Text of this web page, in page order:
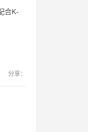
合K-
分享：